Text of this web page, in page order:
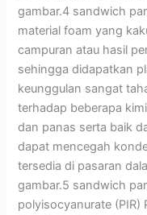
gambar.4 sandwich
material foam yang
campuran atau hasil
sehingga didapatkan
keunggulan sangat
terhadap beberapa
dan panas serta baik
dapat mencegah
tersedia di pasaran
gambar.5 sandwich
polyisocyanurate (PIR)